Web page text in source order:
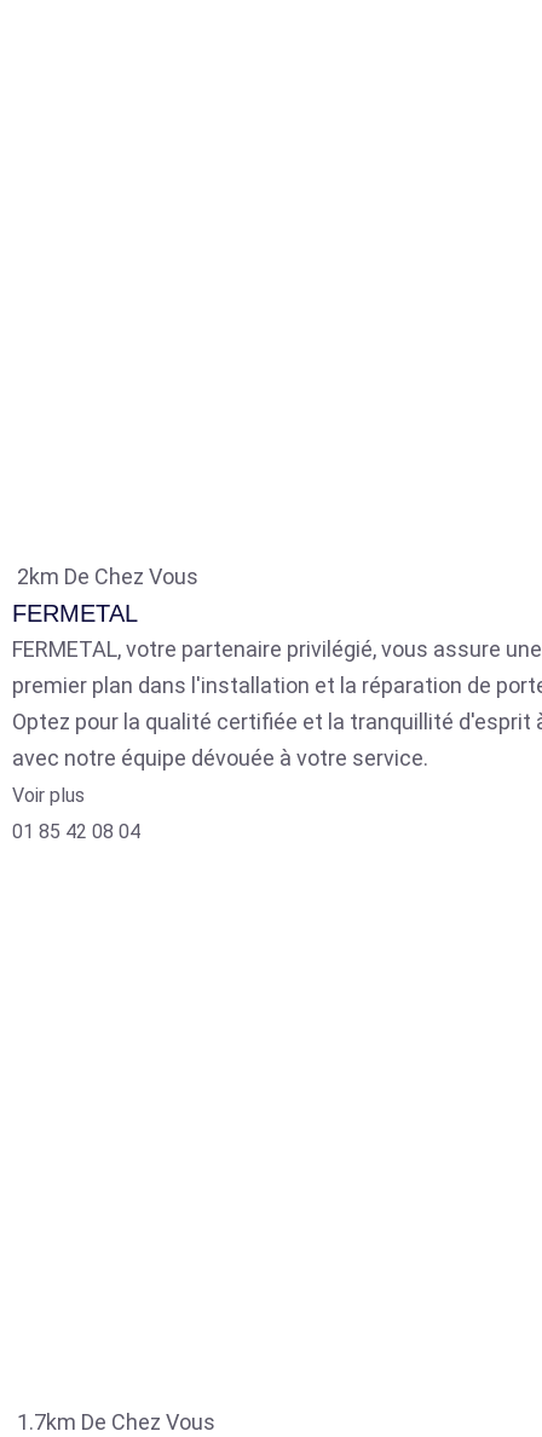
2km De Chez Vous
FERMETAL
FERMETAL, votre partenaire privilégié, vous assure
premier plan dans l'installation et la réparation de
Optez pour la qualité certifiée et la tranquillité d'esprit
avec notre équipe dévouée à votre service.
Voir plus
01 85 42 08 04
1.7km De Chez Vous